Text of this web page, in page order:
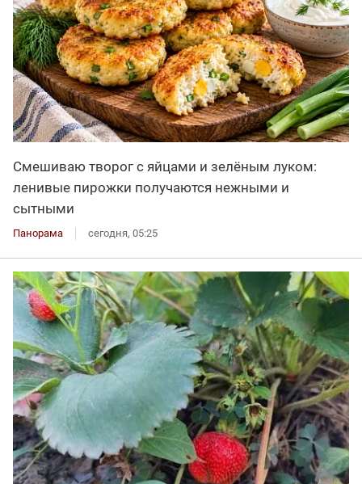
Смешиваю творог с яйцами и зелёным луком:
ленивые пирожки получаются нежными и
сытными
Панорама сегодня, 05:25